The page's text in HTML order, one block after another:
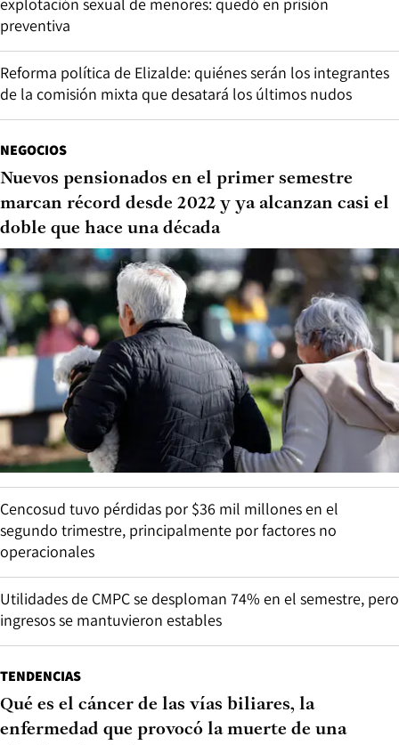
explotación sexual de menores: quedó en prisión
preventiva
Reforma política de Elizalde: quiénes serán los integrantes
de la comisión mixta que desatará los últimos nudos
NEGOCIOS
Nuevos pensionados en el primer semestre
marcan récord desde 2022 y ya alcanzan casi el
doble que hace una década
Cencosud tuvo pérdidas por $36 mil millones en el
segundo trimestre, principalmente por factores no
operacionales
Utilidades de CMPC se desploman 74% en el semestre, pero
ingresos se mantuvieron estables
TENDENCIAS
Qué es el cáncer de las vías biliares, la
enfermedad que provocó la muerte de una